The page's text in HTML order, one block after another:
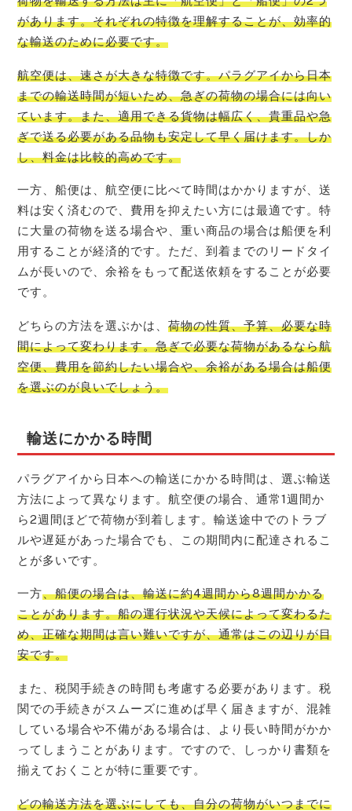
があります。それぞれの特徴を理解することが、効率的
な輸送のために必要です。
航空便は、速さが大きな特徴です。パラグアイから日本
までの輸送時間が短いため、急ぎの荷物の場合には向い
ています。また、適用できる貨物は幅広く、貴重品や急
ぎで送る必要がある品物も安定して早く届けます。しか
し、料金は比較的高めです。
一方、船便は、航空便に比べて時間はかかりますが、送
料は安く済むので、費用を抑えたい方には最適です。特
に大量の荷物を送る場合や、重い商品の場合は船便を利
用することが経済的です。ただ、到着までのリードタイ
ムが長いので、余裕をもって配送依頼をすることが必要
です。
どちらの方法を選ぶかは、荷物の性質、予算、必要な時
間によって変わります。急ぎで必要な荷物があるなら航
空便、費用を節約したい場合や、余裕がある場合は船便
を選ぶのが良いでしょう。
輸送にかかる時間
パラグアイから日本への輸送にかかる時間は、選ぶ輸送
方法によって異なります。航空便の場合、通常1週間か
ら2週間ほどで荷物が到着します。輸送途中でのトラブ
ルや遅延があった場合でも、この期間内に配達されるこ
とが多いです。
一方、船便の場合は、輸送に約4週間から8週間かかる
ことがあります。船の運行状況や天候によって変わるた
め、正確な期間は言い難いですが、通常はこの辺りが目
安です。
また、税関手続きの時間も考慮する必要があります。税
関での手続きがスムーズに進めば早く届きますが、混雑
している場合や不備がある場合は、より長い時間がかか
ってしまうことがあります。ですので、しっかり書類を
揃えておくことが特に重要です。
どの輸送方法を選ぶにしても、自分の荷物がいつまでに